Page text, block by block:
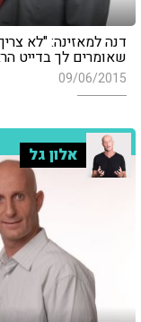
דנה למאזינה: "לא
שאומרים לך בדייט
09/06/2015
אלון גל